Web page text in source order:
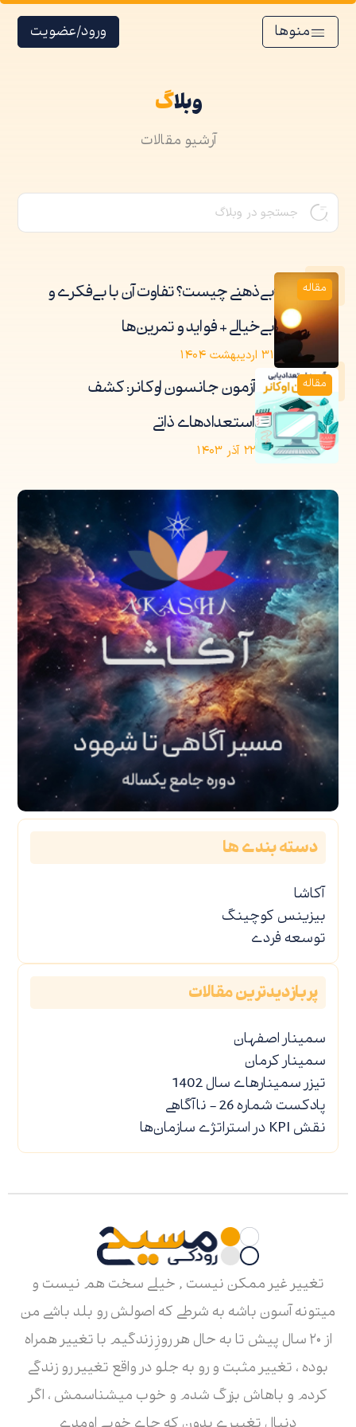
منوها ورود/عضویت
وبلاگ
آرشیو مقالات
مقاله
بی‌ذهنی چیست؟ تفاوت آن با بی‌فکری و
بی‌خیالی + فواید و تمرین‌ها
۳۱ اردیبهشت ۱۴۰۴
مقاله
آزمون جانسون اوکانر: کشف
استعدادهای ذاتی
۲۲ آذر ۱۴۰۳
دسته بندی ها
آکاشا
بیزینس کوچینگ
توسعه فردی
پربازدیدترین مقالات
سمینار اصفهان
سمینار کرمان
تیزر سمینارهای سال 1402
پادکست شماره 26 - ناآگاهی
نقش KPI در استراتژی سازمان‌ها
تغییر غیر ممکن نیست , خیلی سخت هم نیست و
میتونه آسون باشه به شرطی که اصولش رو بلد باشی من
از ۲۰ سال پیش تا به حال هر روزِ زندگیم با تغییر همراه
بوده ، تغییر مثبت و رو به جلو در واقع تغییر رو زندگی
کردم و باهاش بزرگ شدم و خوب میشناسمش ، اگر